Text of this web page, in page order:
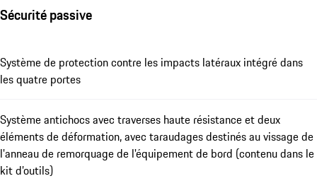
Sécurité passive
Système de protection contre les impacts latéraux intégré dans
les quatre portes
Système antichocs avec traverses haute résistance et deux
éléments de déformation, avec taraudages destinés au vissage de
l'anneau de remorquage de l'équipement de bord (contenu dans le
kit d’outils)